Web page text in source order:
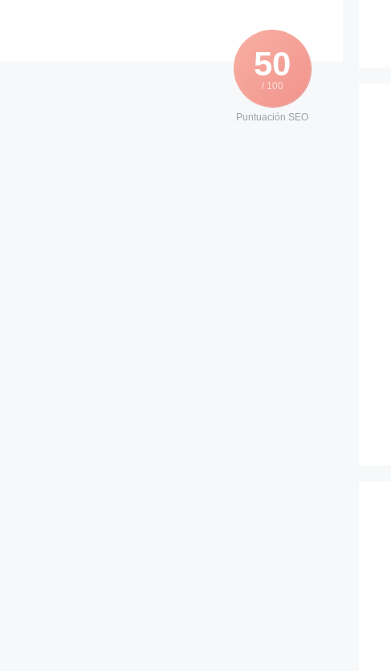
50
/ 100
Puntuación SEO